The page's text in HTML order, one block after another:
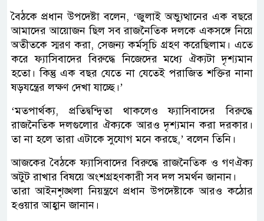
বৈঠকে প্রধান উপদেষ্টা বলেন, ‘জুলাই অভ্যুত্থানের এক বছরে
আমাদের আয়োজন ছিল সব রাজনৈতিক দলকে একসঙ্গে নিয়ে
অতীতকে স্মরণ করা, সেজন্য কর্মসূচি গ্রহণ করেছিলাম। এতে
করে ফ্যাসিবাদের বিরুদ্ধে নিজেদের মধ্যে ঐক্যটা দৃশ্যমান
হতো। কিন্তু এক বছর যেতে না যেতেই পরাজিত শক্তির নানা
ষড়যন্ত্রের লক্ষণ দেখা যাচ্ছে।’
‘মতপার্থক্য, প্রতিদ্বন্দ্বিতা থাকলেও ফ্যাসিবাদের বিরুদ্ধে
রাজনৈতিক দলগুলোর ঐক্যকে আরও দৃশ্যমান করা দরকার।
তা না হলে তারা এটাকে সুযোগ মনে করছে,’ বলেন তিনি।
আজকের বৈঠকে ফ্যাসিবাদের বিরুদ্ধে রাজনৈতিক ও গণঐক্য
অটুট রাখার বিষয়ে অংশগ্রহণকারী সব দল সমর্থন জানান।
তারা আইনশৃঙ্খলা নিয়ন্ত্রণে প্রধান উপদেষ্টাকে আরও কঠোর
হওয়ার আহ্বান জানান।